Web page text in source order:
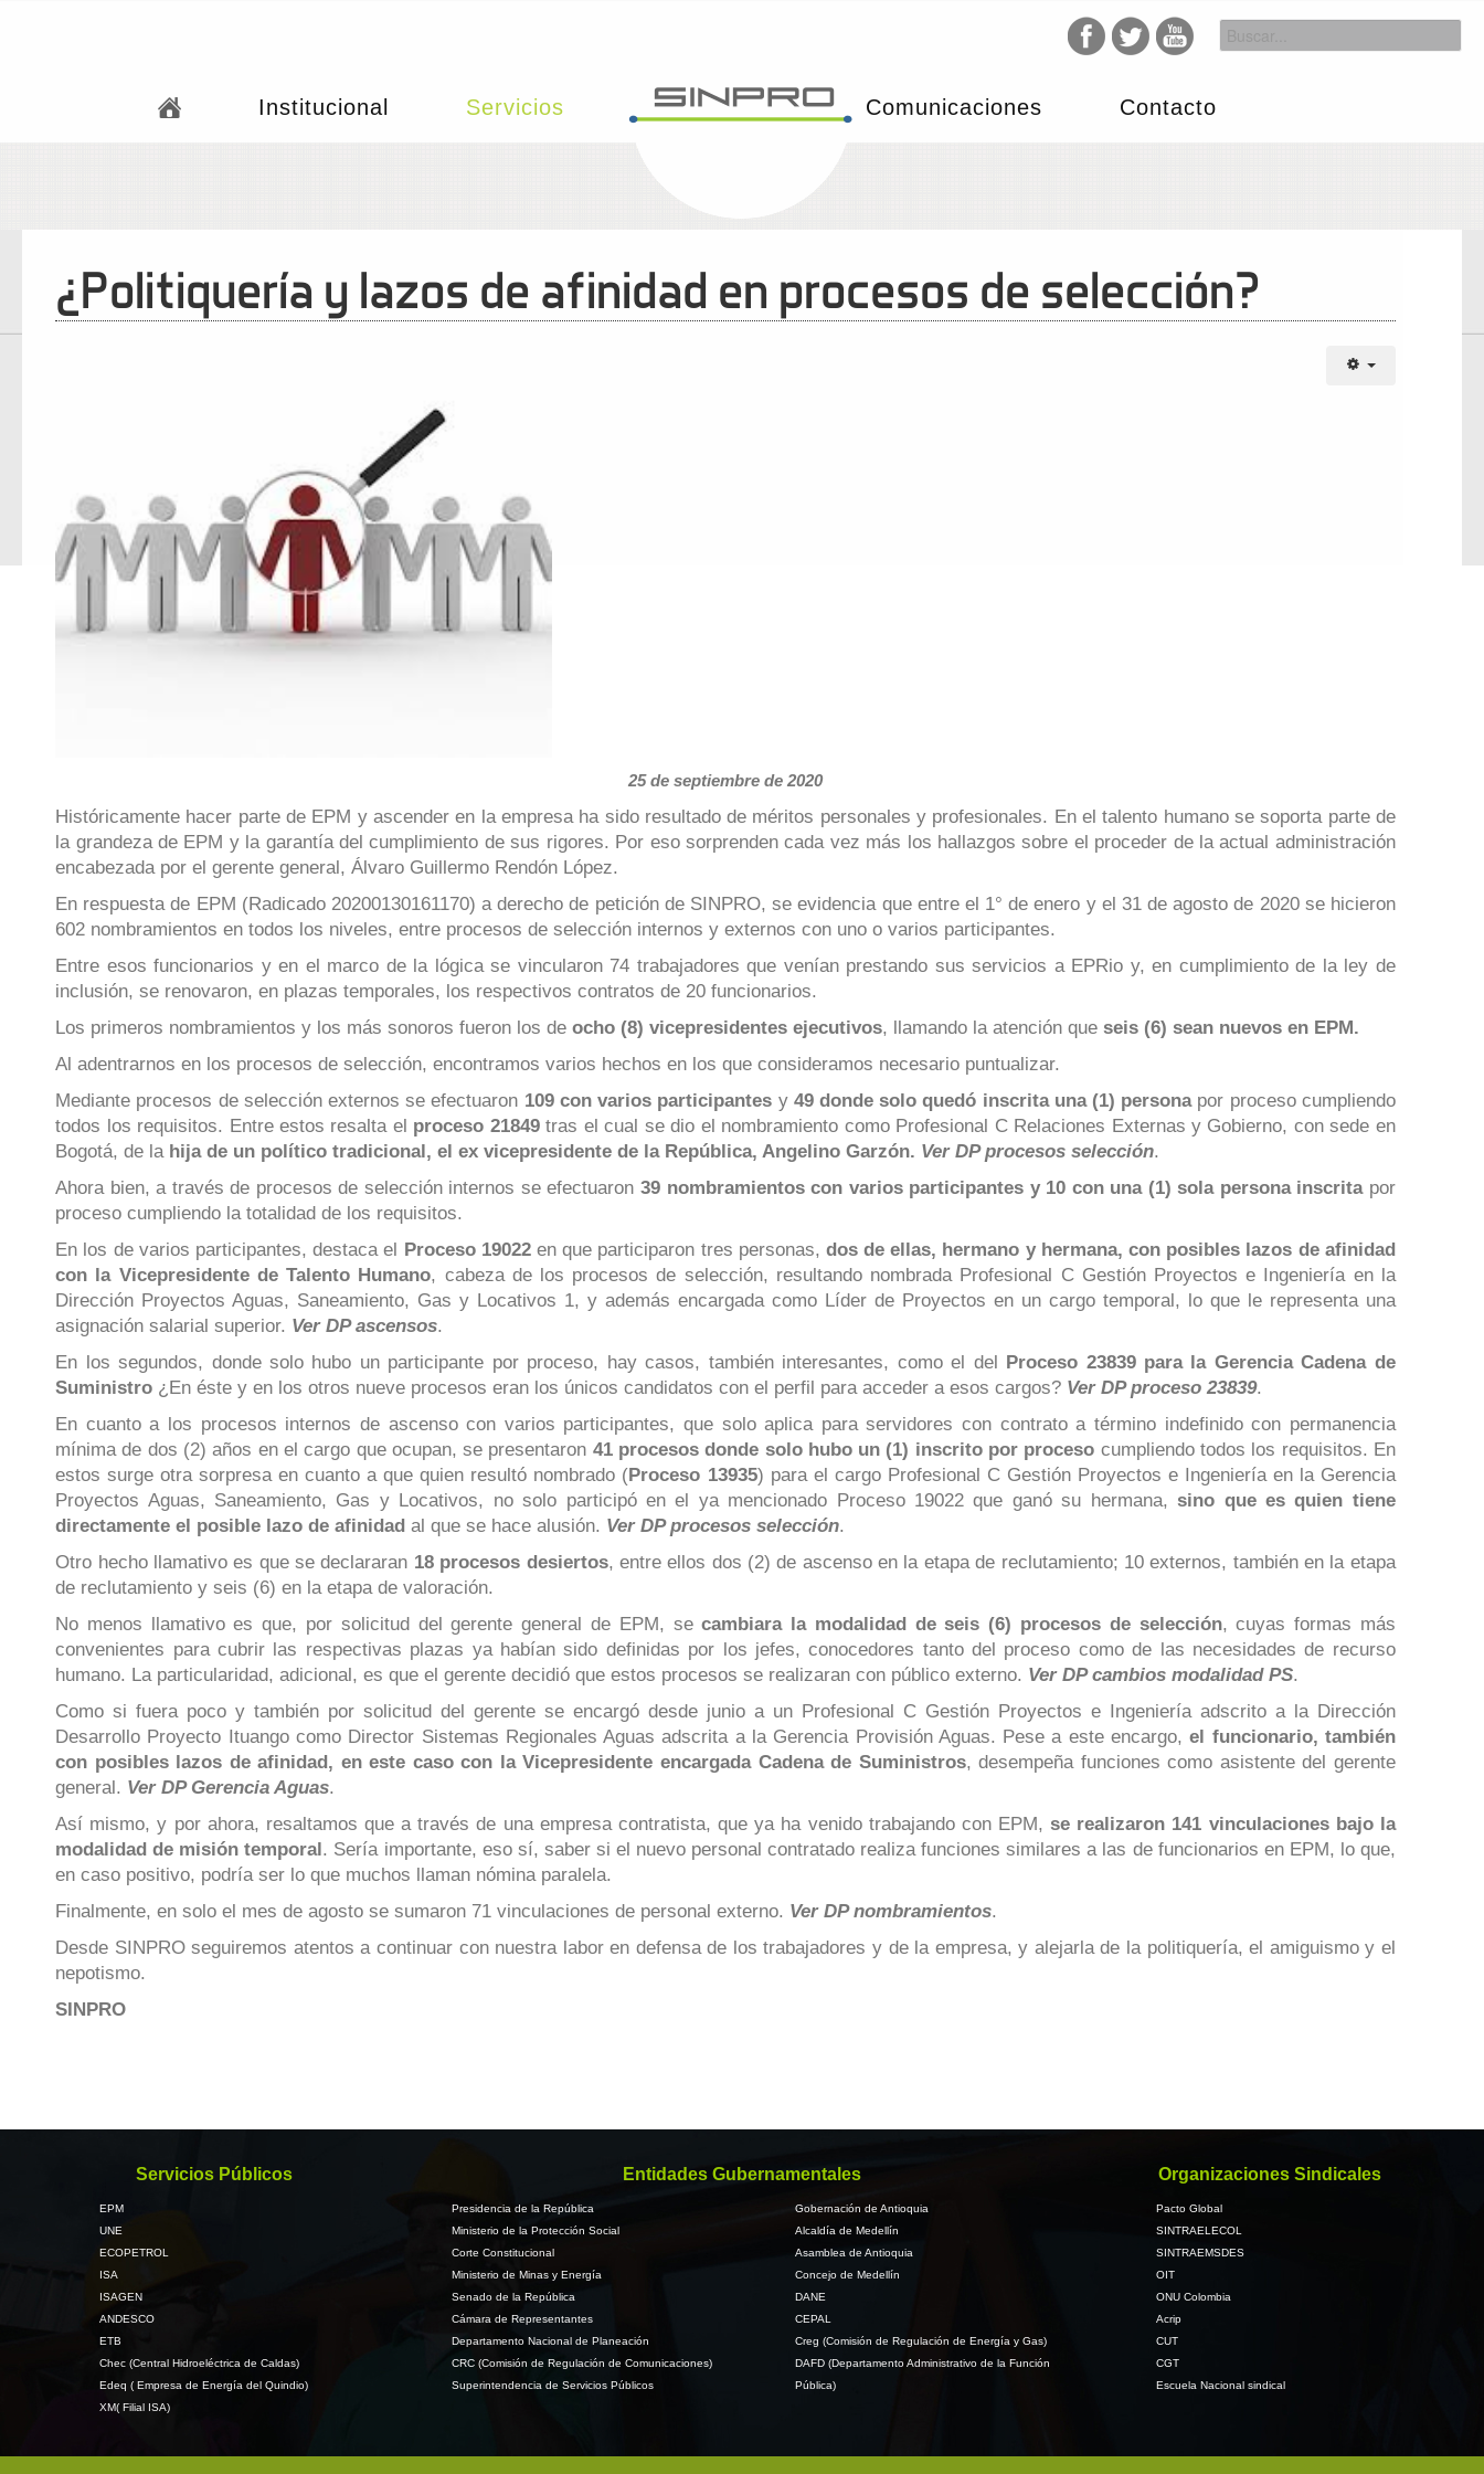
Institucional Servicios Comunicaciones Contacto
¿Politiquería y lazos de afinidad en procesos de selección?
25 de septiembre de 2020
Históricamente hacer parte de EPM y ascender en la empresa ha sido resultado de méritos personales y profesionales. En el talento humano se soporta parte de
la grandeza de EPM y la garantía del cumplimiento de sus rigores. Por eso sorprenden cada vez más los hallazgos sobre el proceder de la actual administración
encabezada por el gerente general, Álvaro Guillermo Rendón López.
En respuesta de EPM (Radicado 20200130161170) a derecho de petición de SINPRO, se evidencia que entre el 1° de enero y el 31 de agosto de 2020 se hicieron
602 nombramientos en todos los niveles, entre procesos de selección internos y externos con uno o varios participantes.
Entre esos funcionarios y en el marco de la lógica se vincularon 74 trabajadores que venían prestando sus servicios a EPRio y, en cumplimiento de la ley de
inclusión, se renovaron, en plazas temporales, los respectivos contratos de 20 funcionarios.
Los primeros nombramientos y los más sonoros fueron los deocho (8) vicepresidentes ejecutivos, llamando la atención queseis (6) sean nuevos en EPM.
Al adentrarnos en los procesos de selección, encontramos varios hechos en los que consideramos necesario puntualizar.
Mediante procesos de selección externos se efectuaron 109 con varios participantes y 49 donde solo quedó inscrita una (1) personapor proceso cumpliendo
todos los requisitos. Entre estos resalta el proceso 21849tras el cual se dio el nombramiento como Profesional C Relaciones Externas y Gobierno, con sede en
Bogotá, de la hija de un político tradicional, el ex vicepresidente de la República, Angelino Garzón. Ver DP procesos selección.
Ahora bien, a través de procesos de selección internos se efectuaron 39 nombramientos con varios participantes y 10 con una (1) sola persona inscritapor
proceso cumpliendo la totalidad de los requisitos.
En los de varios participantes, destaca el Proceso 19022en que participaron tres personas, dos de ellas, hermano y hermana, con posibles lazos de afinidad
con la Vicepresidente de Talento Humano, cabeza de los procesos de selección, resultando nombrada Profesional C Gestión Proyectos e Ingeniería en la
Dirección Proyectos Aguas, Saneamiento, Gas y Locativos 1, y además encargada como Líder de Proyectos en un cargo temporal, lo que le representa una
asignación salarial superior. Ver DP ascensos.
En los segundos, donde solo hubo un participante por proceso, hay casos, también interesantes, como el del Proceso 23839 para la Gerencia Cadena de
Suministro ¿En éste y en los otros nueve procesos eran los únicos candidatos con el perfil para acceder a esos cargos? Ver DP proceso 23839.
En cuanto a los procesos internos de ascenso con varios participantes, que solo aplica para servidores con contrato a término indefinido con permanencia
mínima de dos (2) años en el cargo que ocupan, se presentaron 41 procesos donde solo hubo un (1) inscrito por proceso cumpliendo todos los requisitos. En
estos surge otra sorpresa en cuanto a que quien resultó nombrado (Proceso 13935) para el cargo Profesional C Gestión Proyectos e Ingeniería en la Gerencia
Proyectos Aguas, Saneamiento, Gas y Locativos, no solo participó en el ya mencionado Proceso 19022 que ganó su hermana,sino que es quien tiene
directamente el posible lazo de afinidadal que se hace alusión. Ver DP procesos selección.
Otro hecho llamativo es que se declararan 18 procesos desiertos, entre ellos dos (2) de ascenso en la etapa de reclutamiento; 10 externos, también en la etapa
de reclutamiento y seis (6) en la etapa de valoración.
No menos llamativo es que, por solicitud del gerente general de EPM, secambiara la modalidad de seis (6) procesos de selección, cuyas formas más
convenientes para cubrir las respectivas plazas ya habían sido definidas por los jefes, conocedores tanto del proceso como de las necesidades de recurso
humano. La particularidad, adicional, es que el gerente decidió que estos procesos se realizaran con público externo. Ver DP cambios modalidad PS.
Como si fuera poco y también por solicitud del gerente se encargó desde junio a un Profesional C Gestión Proyectos e Ingeniería adscrito a la Dirección
Desarrollo Proyecto Ituango como Director Sistemas Regionales Aguas adscrita a la Gerencia Provisión Aguas. Pese a este encargo,el funcionario, también
con posibles lazos de afinidad, en este caso con la Vicepresidente encargada Cadena de Suministros, desempeña funciones como asistente del gerente
general. Ver DP Gerencia Aguas.
Así mismo, y por ahora, resaltamos que a través de una empresa contratista, que ya ha venido trabajando con EPM,se realizaron 141 vinculaciones bajo la
modalidad de misión temporal. Sería importante, eso sí, saber si el nuevo personal contratado realiza funciones similares a las de funcionarios en EPM, lo que,
en caso positivo, podría ser lo que muchos llaman nómina paralela.
Finalmente, en solo el mes de agosto se sumaron 71 vinculaciones de personal externo. Ver DP nombramientos.
Desde SINPRO seguiremos atentos a continuar con nuestra labor en defensa de los trabajadores y de la empresa, y alejarla de la politiquería, el amiguismo y el
nepotismo.
SINPRO
Servicios Públicos
EPM
UNE
ECOPETROL
ISA
ISAGEN
ANDESCO
ETB
Chec (Central Hidroeléctrica de Caldas)
Edeq ( Empresa de Energía del Quindio)
XM( Filial ISA)
Entidades Gubernamentales
Presidencia de la República
Ministerio de la Protección Social
Corte Constitucional
Ministerio de Minas y Energía
Senado de la República
Cámara de Representantes
Departamento Nacional de Planeación
CRC (Comisión de Regulación de Comunicaciones)
Superintendencia de Servicios Públicos
Gobernación de Antioquia
Alcaldía de Medellín
Asamblea de Antioquia
Concejo de Medellín
DANE
CEPAL
Creg (Comisión de Regulación de Energía y Gas)
DAFD (Departamento Administrativo de la Función
Pública)
Organizaciones Sindicales
Pacto Global
SINTRAELECOL
SINTRAEMSDES
OIT
ONU Colombia
Acrip
CUT
CGT
Escuela Nacional sindical